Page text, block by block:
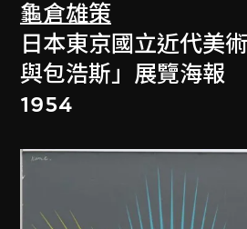
龜倉雄策
日本東京國立近代美
與包浩斯」展覽海報
1954